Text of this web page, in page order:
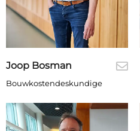
Joop Bosman
Bouwkostendeskundige